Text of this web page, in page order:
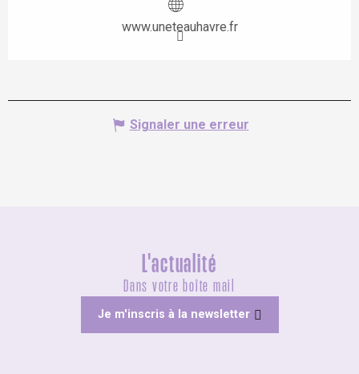
www.uneteauhavre.fr
Signaler une erreur
L'actualité
Dans votre boîte mail
Je m'inscris à la newsletter